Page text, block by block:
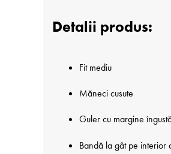
Detalii produs:
Fit mediu
Măneci cusute
Guler cu margine
Bandă la gât pe interior